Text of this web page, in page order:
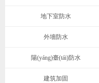
地下室防水
外墻防水
陽(yáng)臺(tái)防水
建筑加固